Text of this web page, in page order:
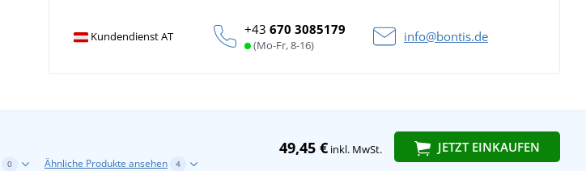
Kundendienst AT +43670 3085179
(Mo-Fr, 8-16)
info@bontis.de
49,45 € inkl. MwSt. JETZT EINKAUFEN
0 Ähnliche Produkte ansehen 4